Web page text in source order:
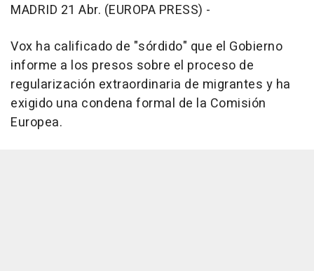
MADRID 21 Abr. (EUROPA PRESS) -
Vox ha calificado de "sórdido" que el Gobierno
informe a los presos sobre el proceso de
regularización extraordinaria de migrantes y ha
exigido una condena formal de la Comisión
Europea.